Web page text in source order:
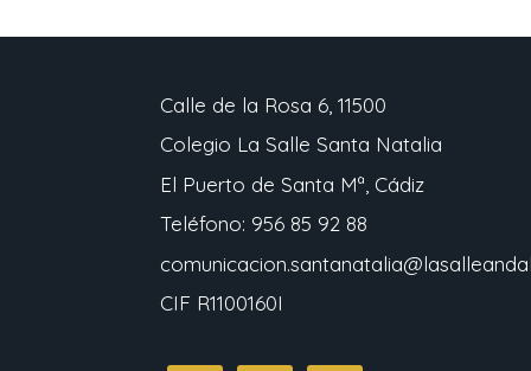
Calle de la Rosa 6, 11500
Colegio La Salle Santa Natalia
El Puerto de Santa Mª, Cádiz
Teléfono: 956 85 92 88
CIF R1100160I